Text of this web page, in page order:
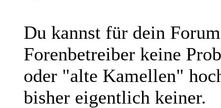
Du kannst für dein
Forenbetreiber keine
oder "alte Kamellen"
bisher eigentlich keiner.